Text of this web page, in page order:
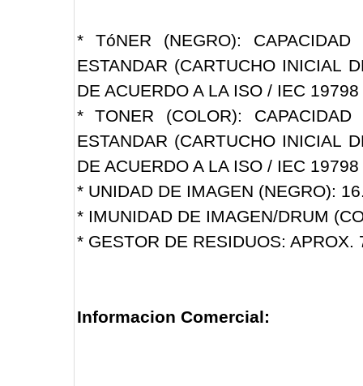
* TóNER (NEGRO):
ESTANDAR (CARTUCHO INICIAL
DE ACUERDO A LA ISO / IEC 19798
* TONER (COLOR):
ESTANDAR (CARTUCHO INICIAL
DE ACUERDO A LA ISO / IEC 19798
* UNIDAD DE IMAGEN (NEGRO):
* IMUNIDAD DE IMAGEN/DRUM
* GESTOR DE RESIDUOS: APROX.
Informacion Comercial: